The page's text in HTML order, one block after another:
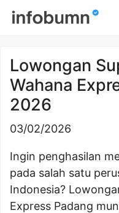
Skip
Lowongan
Wahana
2026
03/02/2026
Ingin penghasilan
pada salah satu
Indonesia?
Express Padang